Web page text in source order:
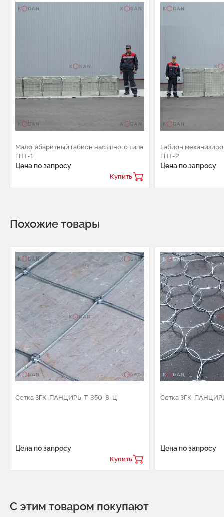
Малогабаритный габион насыпного типа
ГНТ-1
Цена по запросу
Купить
Габион
ГНТ-2
Цена по запросу
Похожие товары
Сетка ЗГК-ПАНЦИРЬ-Т-350-8-Ц
Цена по запросу
Купить
Сетка ЗГК-
Цена по запросу
С этим товаром покупают